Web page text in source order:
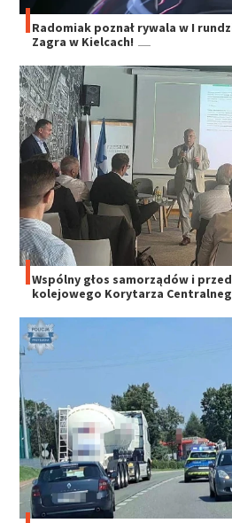
Radomiak poznał rywala w I
Zagra w Kielcach!
Wspólny głos samorządów i
kolejowego Korytarza